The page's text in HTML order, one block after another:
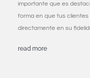
importante que es
forma en que tus
directamente en su
read more